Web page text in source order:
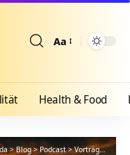
Aa
Health & Food
>Blog>Podcast>Vorträge >